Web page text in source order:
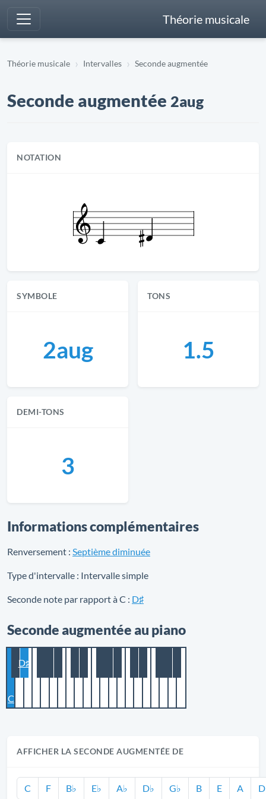
Théorie musicale
Théorie musicale Intervalles Seconde augmentée
Seconde augmentée 2aug
NOTATION
SYMBOLE
2aug
TONS
1.5
DEMI-TONS
3
Informations complémentaires
Renversement : Septième diminuée
Type d'intervalle : Intervalle simple
Seconde note par rapport à C : D♯
Seconde augmentée au piano
C
D♯
AFFICHER LA SECONDE AUGMENTÉE DE
C F B♭ E♭ A♭ D♭ G♭ B E A D